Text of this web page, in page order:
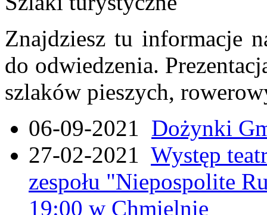
Znajdziesz tu informacje
do odwiedzenia.
szlaków pieszych,
06-09-2021 Dożynki
27-02-2021 Występ
zespołu "Niepospolite
19:00 w Chmielnie